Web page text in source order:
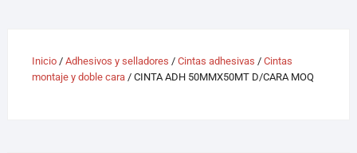
Inicio/ Adhesivos y selladores / Cintas adhesivas / Cintas
montaje y doble cara/ CINTA ADH 50MMX50MT D/CARA MOQ